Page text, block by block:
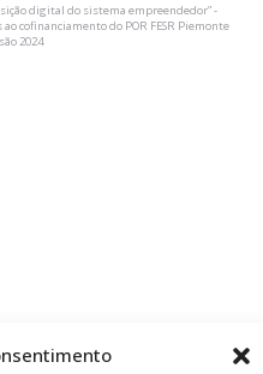
digital do sistema empreendedor” -
ao cofinanciamento do POR FESR Piemonte
2024